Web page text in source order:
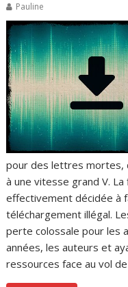
Pauline
pour des lettres mortes,
à une vitesse grand V.
effectivement décidée à
téléchargement illégal.
perte colossale pour les
années, les auteurs et
ressources face au vol